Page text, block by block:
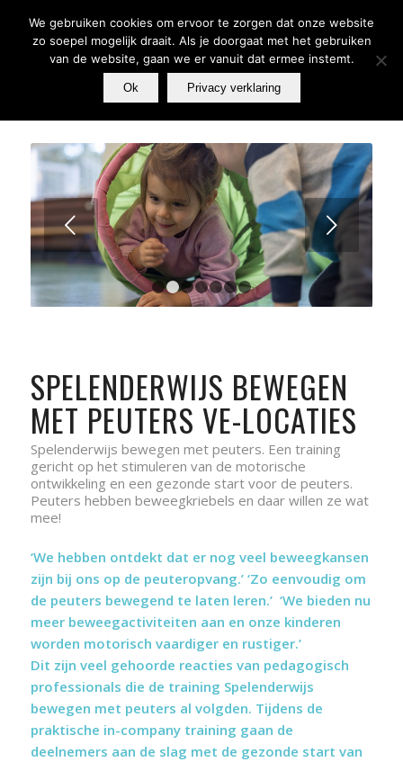
Volgende
1 2 3 4 5 7
SPELENDERWIJS BEWEGEN
MET PEUTERS VE-LOCATIES
Spelenderwijs bewegen met peuters. Een training
gericht op het stimuleren van de motorische
ontwikkeling en een gezonde start voor de peuters.
Peuters hebben beweegkriebels en daar willen ze wat
mee!
‘We hebben ontdekt dat er nog veel beweegkansen
zijn bij ons op de peuteropvang.’ ‘Zo eenvoudig om
de peuters bewegend te laten leren.’ ‘We bieden nu
meer beweegactiviteiten aan en onze kinderen
worden motorisch vaardiger en rustiger.’
Dit zijn veel gehoorde reacties van pedagogisch
professionals die de training Spelenderwijs
bewegen met peuters al volgden. Tijdens de
praktische in-company training gaan de
deelnemers aan de slag met de gezonde start van
We gebruiken cookies om ervoor te zorgen dat onze website
zo soepel mogelijk draait. Als je doorgaat met het gebruiken
van de website, gaan we er vanuit dat ermee instemt.
Ok Privacy verklaring